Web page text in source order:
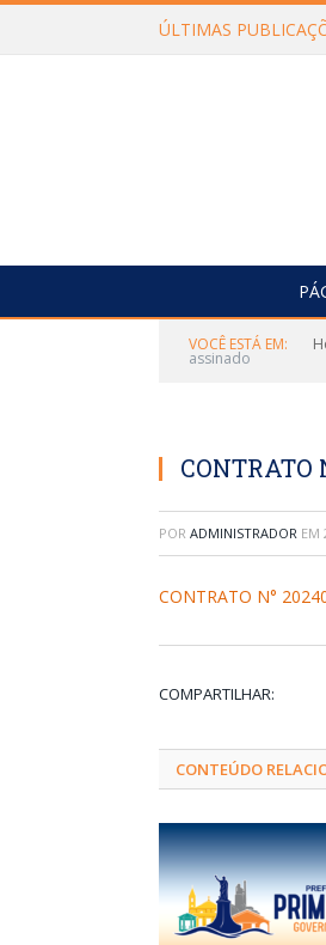
ÚLTIMAS
VOCÊ ESTÁ EM:
assinado
CONTRATO
POR ADMINISTRADOR EM
CONTRATO N°
COMPARTILHAR:
CONTEÚDO